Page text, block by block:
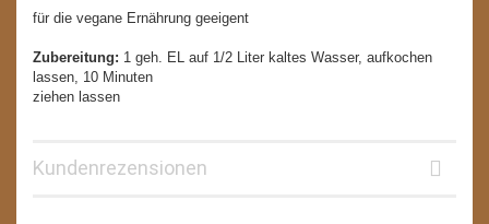
für die vegane Ernährung geeigent
Zubereitung: 1 geh. EL auf 1/2 Liter kaltes Wasser, aufkochen
lassen, 10 Minuten
ziehen lassen
Kundenrezensionen